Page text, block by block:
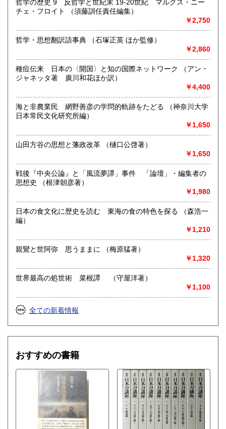
営業時間：10時30分〜18時
定休日：水曜、日曜、祝日
書籍の買取について
江戸時代〜明治時代の古典籍・和本・全集・哲学書・歴史
画・音楽・江戸東京・古い漫画・昔の漫画・近年の文庫ま
で、幅広い分野で、専門スタッフが直接お伺いし査定・買い
取り致します。古書の出張買取致します。
取り扱い分野
総記、哲学宗教、歴史、社会科学、自然科学、美術工芸、国
語国文、外国文学、古典籍、近代文献、趣味、サブカルチャ
ー、古書一般（その他）
古書全般
哲学の歴史 9 反哲学と世紀末 19-20世紀 マルクス・ニー
チェ・フロイト （須藤訓任責任編集）
￥2,750
哲学・思想翻訳語事典 （石塚正英 ほか監修）
￥2,860
種痘伝来 日本の〈開国〉と知の国際ネットワーク （アン・
ジャネッタ著 廣川和花ほか訳）
￥4,400
海と非農業民 網野善彦の学問的軌跡をたどる （神奈川大学
日本常民文化研究所編）
￥1,650
山田方谷の思想と藩政改革 （樋口公啓著）
￥1,650
戦後『中央公論』と「風流夢譚」事件 「論壇」・編集者の
思想史 （根津朝彦著）
￥1,980
日本の食文化に歴史を読む 東海の食の特色を探る （森浩一
編）
￥1,210
親鸞と世阿弥 思うままに （梅原猛著）
￥1,320
世界最高の処世術 菜根譚 （守屋洋著）
￥1,100
全ての新着情報
おすすめの書籍